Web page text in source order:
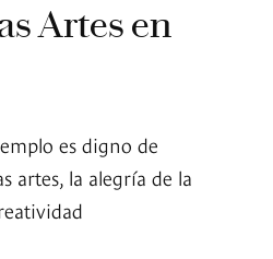
Artes en
es digno de
artes, la alegría de la